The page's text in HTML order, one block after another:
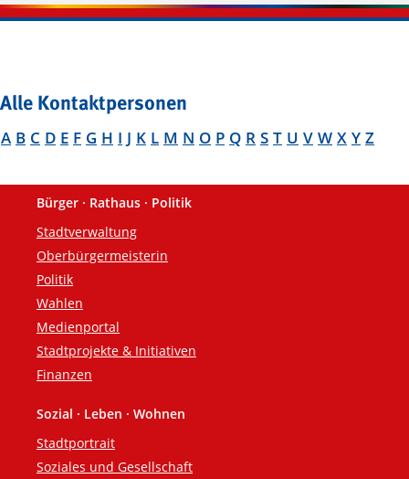
Alle Kontaktpersonen
A B C D E F G H I J K L M N O P Q R S T U V W X Y Z
Fußzeile
Bürger · Rathaus · Politik
Stadtverwaltung
Oberbürgermeisterin
Politik
Wahlen
Medienportal
Stadtprojekte & Initiativen
Finanzen
Sozial · Leben · Wohnen
Stadtportrait
Soziales und Gesellschaft